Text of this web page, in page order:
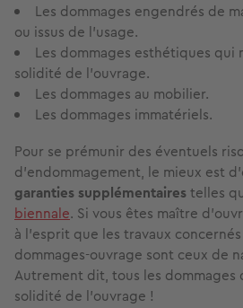
Les dommages engendrés de
ou issus de l’usage.
Les dommages esthétiques qui
solidité de l’ouvrage.
Les dommages au mobilier.
Les dommages immatériels.
Pour se prémunir des éventuels
d’endommagement, le mieux est
garanties supplémentairestelles
biennale. Si vous êtes maître
à l’esprit que les travaux
dommages-ouvrage sont ceux de
Autrement dit, tous les
solidité de l’ouvrage !